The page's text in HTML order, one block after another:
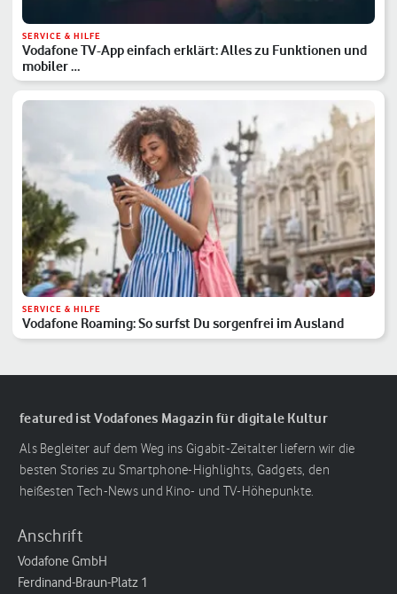
SERVICE & HILFE
Vodafone TV-App einfach erklärt: Alles zu Funktionen und
mobiler …
SERVICE & HILFE
Vodafone Roaming: So surfst Du sorgenfrei im Ausland
featured ist Vodafones Magazin für digitale Kultur
Als Begleiter auf dem Weg ins Gigabit-Zeitalter liefern wir die
besten Stories zu Smartphone-Highlights, Gadgets, den
heißesten Tech-News und Kino- und TV-Höhepunkte.
Anschrift
Vodafone GmbH
Ferdinand-Braun-Platz 1